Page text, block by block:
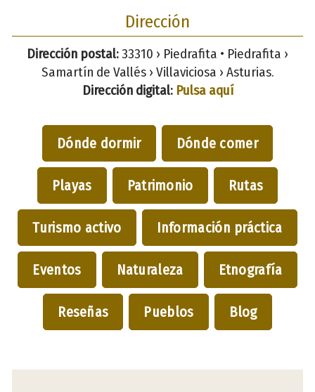
Dirección
Dirección postal:33310 › Piedrafita • Piedrafita ›
Samartín de Vallés › Villaviciosa › Asturias.
Dirección digital: Pulsa aquí
Dónde dormir Dónde comer
Playas Patrimonio Rutas
Turismo activo Información práctica
Eventos Naturaleza Etnografía
Reseñas Pueblos Blog